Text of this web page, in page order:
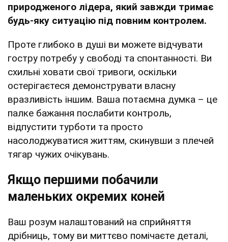
природженого лідера, який завжди тримає
будь-яку ситуацію під повним контролем.
Проте глибоко в душі ви можете відчувати
гостру потребу у свободі та спонтанності. Ви
схильні ховати свої тривоги, оскільки
остерігаєтеся демонструвати власну
вразливість іншим. Ваша потаємна думка – це
палке бажання послабити контроль,
відпустити турботи та просто
насолоджуватися життям, скинувши з плечей
тягар чужих очікувань.
Якщо першими побачили
маленьких окремих коней
Ваш розум налаштований на сприйняття
дрібниць, тому ви миттєво помічаєте деталі,